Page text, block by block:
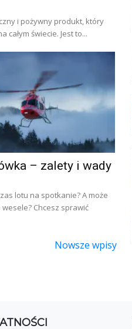
i pożywny produkt, który
całym świecie. Jest to...
– zalety i wady
lotu na spotkanie? A może
Chcesz sprawić
Nowsze wpisy